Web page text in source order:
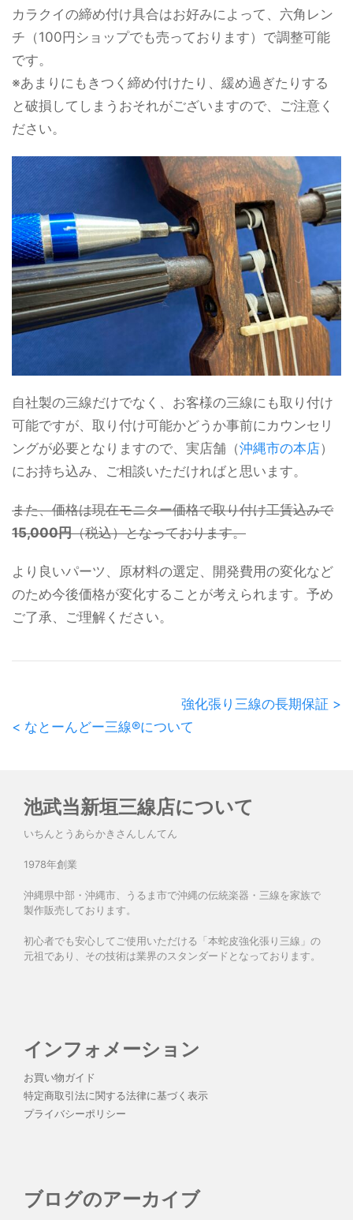
カラクイの締め付け具合はお好みによって、六角レン
チ（100円ショップでも売っております）で調整可能
です。
※あまりにもきつく締め付けたり、緩め過ぎたりする
と破損してしまうおそれがございますので、ご注意く
ださい。
自社製の三線だけでなく、お客様の三線にも取り付け
可能ですが、取り付け可能かどうか事前にカウンセリ
ングが必要となりますので、実店舗（沖縄市の本店）
にお持ち込み、ご相談いただければと思います。
また、価格は現在モニター価格で取り付け工賃込みで
15,000円（税込）となっております。
より良いパーツ、原材料の選定、開発費用の変化など
のため今後価格が変化することが考えられます。予め
ご了承、ご理解ください。
強化張り三線の長期保証 >
< なとーんどー三線®️について
池武当新垣三線店について
いちんとうあらかきさんしんてん
1978年創業
沖縄県中部・沖縄市、うるま市で沖縄の伝統楽器・三線を家族で
製作販売しております。
初心者でも安心してご使用いただける「本蛇皮強化張り三線」の
元祖であり、その技術は業界のスタンダードとなっております。
インフォメーション
お買い物ガイド
特定商取引法に関する法律に基づく表示
プライバシーポリシー
ブログのアーカイブ